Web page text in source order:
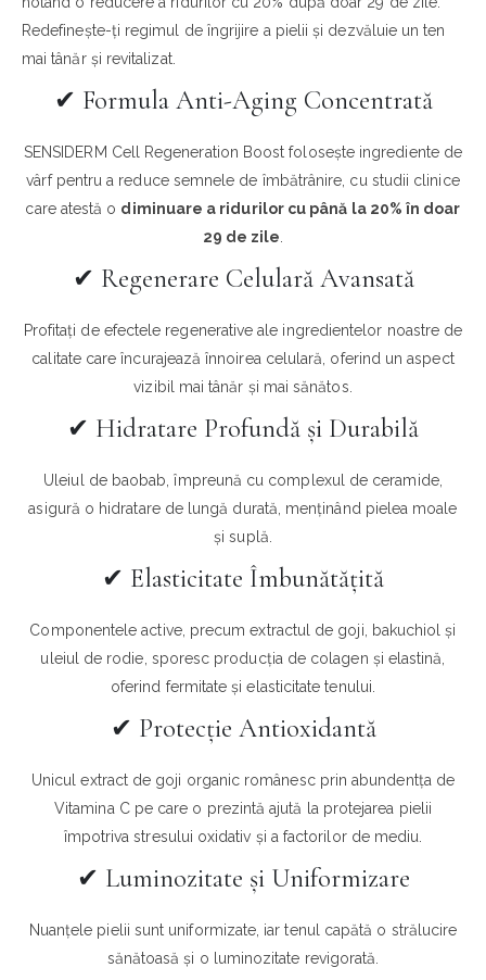
Redefinește-ți regimul de îngrijire a pielii și dezvăluie un ten
mai tânăr și revitalizat.
✔︎ Formula Anti-Aging Concentrată
SENSIDERM Cell Regeneration Boost folosește ingrediente de
vârf pentru a reduce semnele de îmbătrânire, cu studii clinice
care atestă o diminuare a ridurilor cu până la 20% în doar
29 de zile
✔︎ Regenerare Celulară Avansată
Profitați de efectele regenerative ale ingredientelor noastre de
calitate care încurajează înnoirea celulară, oferind un aspect
vizibil mai tânăr și mai sănătos.
✔︎ Hidratare Profundă și Durabilă
Uleiul de baobab, împreună cu complexul de ceramide,
asigură o hidratare de lungă durată, menținând pielea moale
și suplă.
✔︎ Elasticitate Îmbunătățită
Componentele active, precum extractul de goji, bakuchiol și
uleiul de rodie, sporesc producția de colagen și elastină,
oferind fermitate și elasticitate tenului.
✔︎ Protecție Antioxidantă
Unicul extract de goji organic românesc prin abundentța de
Vitamina C pe care o prezintă ajută la protejarea pielii
împotriva stresului oxidativ și a factorilor de mediu.
✔︎ Luminozitate și Uniformizare
Nuanțele pielii sunt uniformizate, iar tenul capătă o strălucire
sănătoasă și o luminozitate revigorată.